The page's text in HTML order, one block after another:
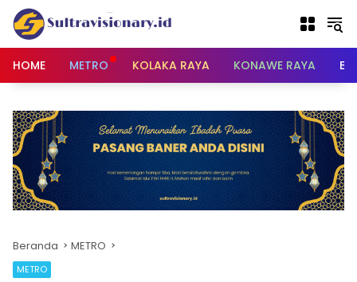
Langsung
konten
HOME
METRO KOLAKA RAYA KONAWE RAYA
Beranda METRO
METRO